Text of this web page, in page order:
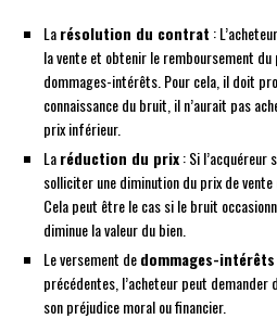
Larésolution du contrat :
la vente et obtenir le remboursement du
dommages-intérêts. Pour cela, il doit
connaissance du bruit, il n’aurait pas
prix inférieur.
Laréduction du prix: Si l’acquéreur
solliciter une diminution du prix de
Cela peut être le cas si le bruit
diminue la valeur du bien.
Le versement dedommages-intérêts
précédentes, l’acheteur peut
son préjudice moral ou financier.